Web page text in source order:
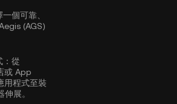
個可靠、
(AGS)
從
或 App
用程式至裝
展。